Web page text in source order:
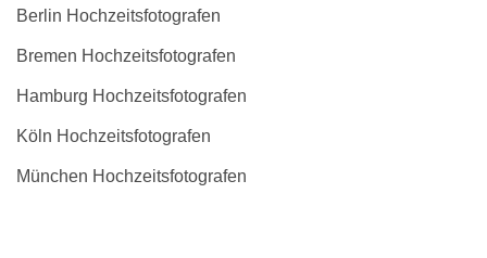
Berlin Hochzeitsfotografen
Bremen Hochzeitsfotografen
Hamburg Hochzeitsfotografen
Köln Hochzeitsfotografen
München Hochzeitsfotografen